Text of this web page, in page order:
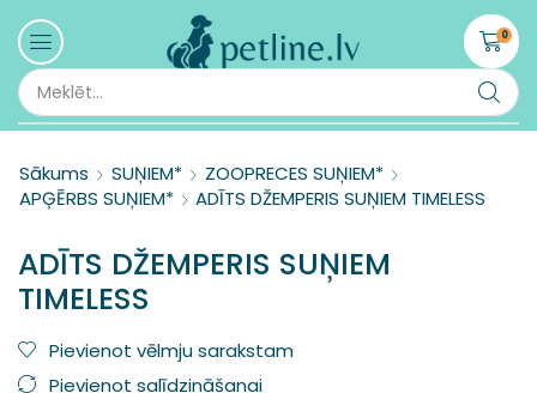
0
Sākums SUŅIEM*
ZOOPRECES SUŅIEM*
APĢĒRBS SUŅIEM*
ADĪTS DŽEMPERIS SUŅIEM TIMELESS
ADĪTS DŽEMPERIS SUŅIEM
TIMELESS
Pievienot vēlmju sarakstam
Pievienot salīdzināšanai